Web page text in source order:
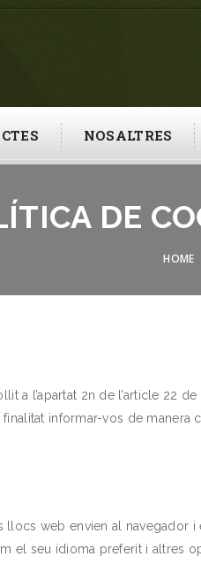
NOSALTRES
DE
HOME
a l’apartat 2n de l’article 22
informar-vos de manera
web envien al
el seu idioma preferit i altres